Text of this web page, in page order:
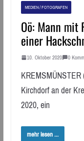
MEDIEN / FOTOGRAFEN
Oö: Mann mit
einer
10. Oktober 2020 0
Kirchdorf an der
2020, ein
mehr lesen ...